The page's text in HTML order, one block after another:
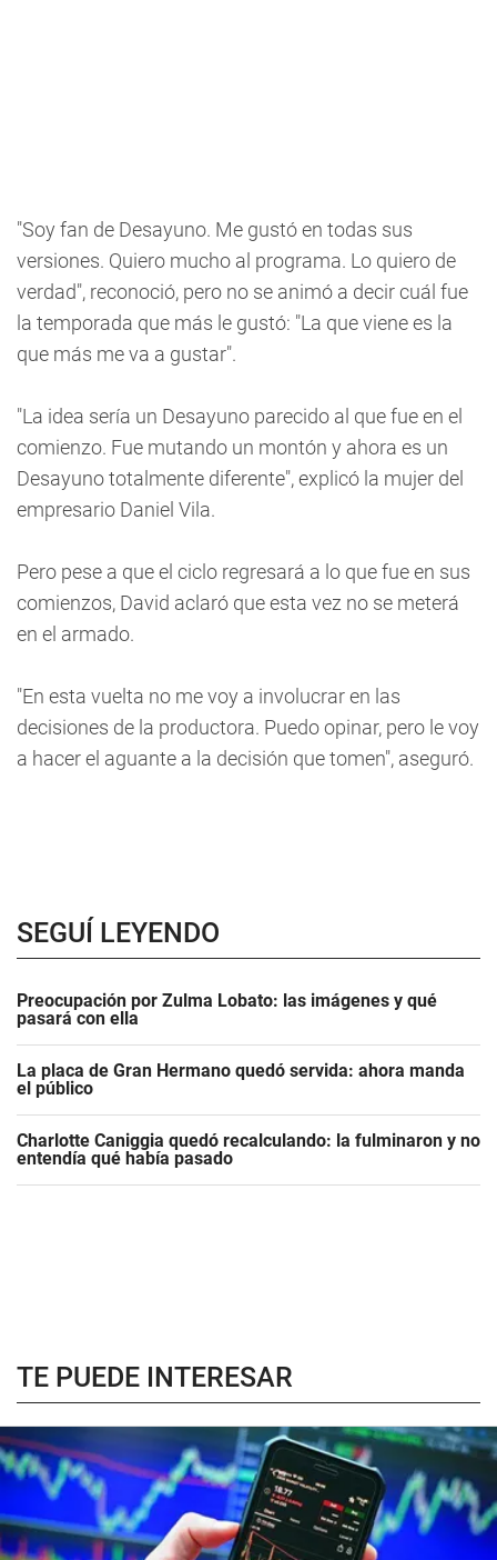
"Soy fan de Desayuno. Me gustó en todas sus
versiones. Quiero mucho al programa. Lo quiero de
verdad", reconoció, pero no se animó a decir cuál fue
la temporada que más le gustó: "La que viene es la
que más me va a gustar".
"La idea sería un Desayuno parecido al que fue en el
comienzo. Fue mutando un montón y ahora es un
Desayuno totalmente diferente", explicó la mujer del
empresario Daniel Vila.
Pero pese a que el ciclo regresará a lo que fue en sus
comienzos, David aclaró que esta vez no se meterá
en el armado.
"En esta vuelta no me voy a involucrar en las
decisiones de la productora. Puedo opinar, pero le voy
a hacer el aguante a la decisión que tomen", aseguró.
SEGUÍ LEYENDO
Preocupación por Zulma Lobato: las imágenes y qué
pasará con ella
La placa de Gran Hermano quedó servida: ahora manda
el público
Charlotte Caniggia quedó recalculando: la fulminaron y no
entendía qué había pasado
TE PUEDE INTERESAR